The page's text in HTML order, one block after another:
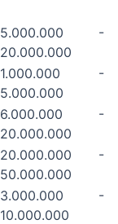
5.000.000 -
20.000.000
1.000.000 -
5.000.000
6.000.000 -
20.000.000
20.000.000 -
50.000.000
3.000.000 -
10.000.000